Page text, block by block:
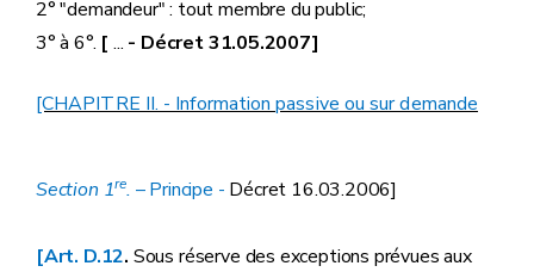
2° "demandeur" : tout membre du public;
3° à 6°. [... - Décret 31.05.2007]
[CHAPITRE II. - Information passive ou sur demande
Section 1re. – Principe - Décret 16.03.2006]
[Art. D.12. Sous réserve des exceptions prévues aux